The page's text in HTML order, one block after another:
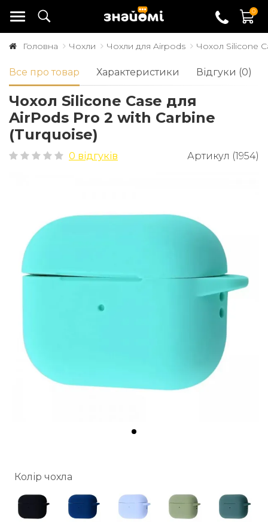
0
Головна Чохли Чохли для Airpods Чохол Silicone
Все про товар Характеристики Відгуки (0)
Чохол Silicone Case для
AirPods Pro 2 with Carbine
(Turquoise)
0 відгуків Артикул (1954)
Колір чохла